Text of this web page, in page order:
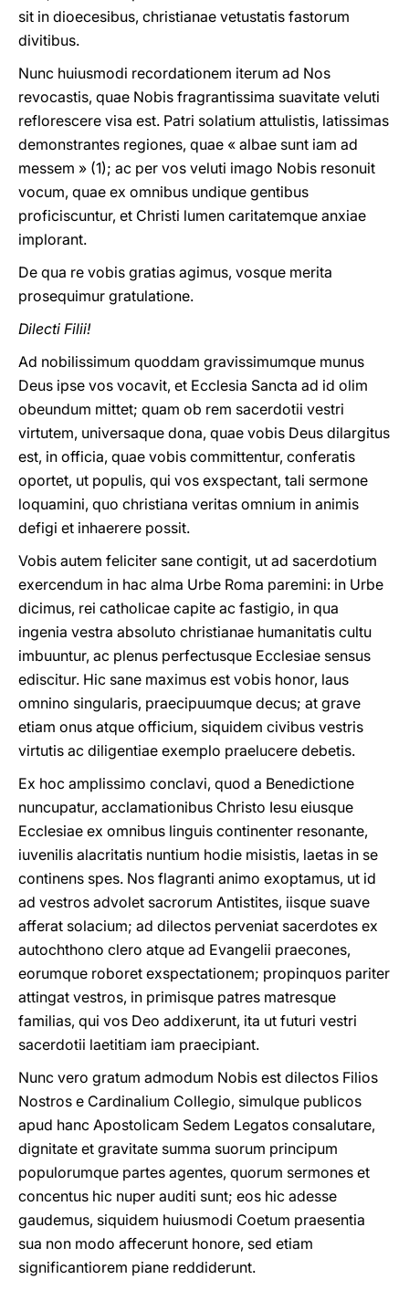
sit in dioecesibus, christianae vetustatis fastorum
divitibus.
Nunc huiusmodi recordationem iterum ad Nos
revocastis, quae Nobis fragrantissima suavitate veluti
reflorescere visa est. Patri solatium attulistis, latissimas
demonstrantes regiones, quae « albae sunt iam ad
messem » (1); ac per vos veluti imago Nobis resonuit
vocum, quae ex omnibus undique gentibus
proficiscuntur, et Christi lumen caritatemque anxiae
implorant.
De qua re vobis gratias agimus, vosque merita
prosequimur gratulatione.
Dilecti Filii!
Ad nobilissimum quoddam gravissimumque munus
Deus ipse vos vocavit, et Ecclesia Sancta ad id olim
obeundum mittet; quam ob rem sacerdotii vestri
virtutem, universaque dona, quae vobis Deus dilargitus
est, in officia, quae vobis committentur, conferatis
oportet, ut populis, qui vos exspectant, tali sermone
loquamini, quo christiana veritas omnium in animis
defigi et inhaerere possit.
Vobis autem feliciter sane contigit, ut ad sacerdotium
exercendum in hac alma Urbe Roma paremini: in Urbe
dicimus, rei catholicae capite ac fastigio, in qua
ingenia vestra absoluto christianae humanitatis cultu
imbuuntur, ac plenus perfectusque Ecclesiae sensus
ediscitur. Hic sane maximus est vobis honor, laus
omnino singularis, praecipuumque decus; at grave
etiam onus atque officium, siquidem civibus vestris
virtutis ac diligentiae exemplo praelucere debetis.
Ex hoc amplissimo conclavi, quod a Benedictione
nuncupatur, acclamationibus Christo Iesu eiusque
Ecclesiae ex omnibus linguis continenter resonante,
iuvenilis alacritatis nuntium hodie misistis, laetas in se
continens spes. Nos flagranti animo exoptamus, ut id
ad vestros advolet sacrorum Antistites, iisque suave
afferat solacium; ad dilectos perveniat sacerdotes ex
autochthono clero atque ad Evangelii praecones,
eorumque roboret exspectationem; propinquos pariter
attingat vestros, in primisque patres matresque
familias, qui vos Deo addixerunt, ita ut futuri vestri
sacerdotii laetitiam iam praecipiant.
Nunc vero gratum admodum Nobis est dilectos Filios
Nostros e Cardinalium Collegio, simulque publicos
apud hanc Apostolicam Sedem Legatos consalutare,
dignitate et gravitate summa suorum principum
populorumque partes agentes, quorum sermones et
concentus hic nuper auditi sunt; eos hic adesse
gaudemus, siquidem huiusmodi Coetum praesentia
sua non modo affecerunt honore, sed etiam
significantiorem piane reddiderunt.